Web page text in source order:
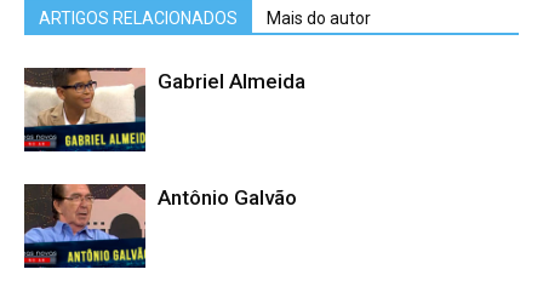
ARTIGOS RELACIONADOS Mais do autor
Gabriel Almeida
Antônio Galvão